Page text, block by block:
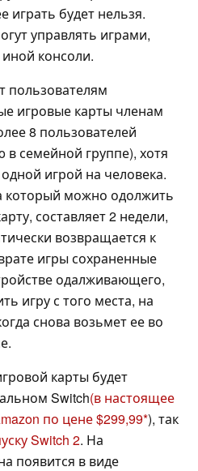
играть будет нельзя.
управлять играми,
консоли.
пользователям
игровые карты членам
8 пользователей
в семейной группе), хотя
игрой на человека.
который можно одолжить
составляет 2 недели,
возвращается к
игры сохраненные
одалживающего,
игру с того места, на
снова возьмет ее во
карты будет
Switch(в настоящее
по цене $299,99 ), так
Switch 2. На
появится в виде